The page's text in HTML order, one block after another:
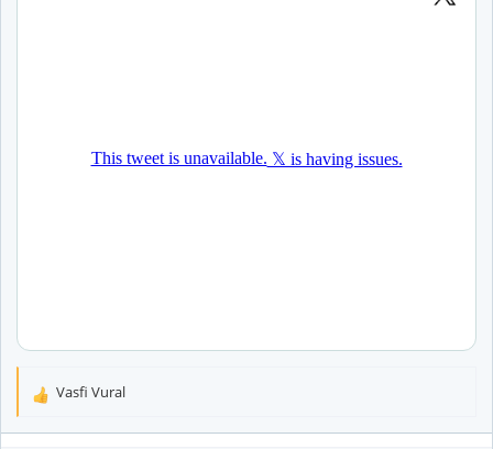
T
Vasfi Vural